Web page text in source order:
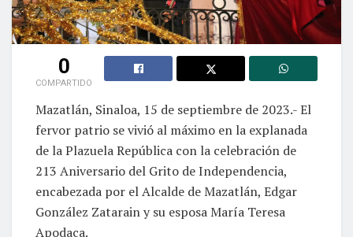
0
COMPARTIDO
Mazatlán, Sinaloa, 15 de septiembre de 2023.- El
fervor patrio se vivió al máximo en la explanada
de la Plazuela República con la celebración de
213 Aniversario del Grito de Independencia,
encabezada por el Alcalde de Mazatlán, Edgar
González Zatarain y su esposa María Teresa
Apodaca.